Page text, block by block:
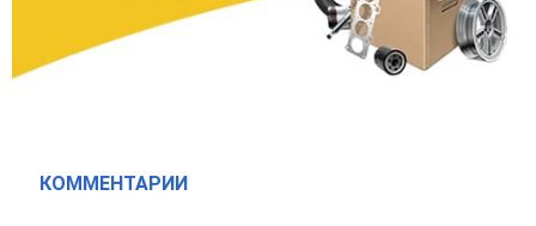
КОММЕНТАРИИ